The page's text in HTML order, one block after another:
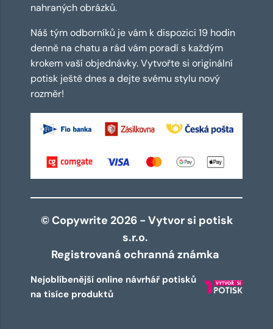
nahraných obrázků.
Náš tým odborníků je vám k dispozici 19 hodin
denně na chatu a rád vám poradí s každým
krokem vaší objednávky. Vytvořte si originální
potisk ještě dnes a dejte svému stylu nový
rozměr!
© Copywrite 2026 - Vytvor si potisk
s.r.o.
Registrovaná ochranná známka
Nejoblíbenější online návrhář potisků
na tisíce produktů